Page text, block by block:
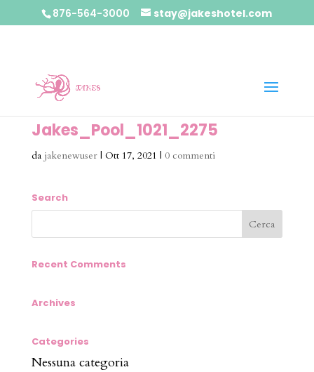
876-564-3000 stay@jakeshotel.com
Jakes_Pool_1021_2275
da jakenewuser| Ott 17, 2021 | 0 commenti
Search
Recent Comments
Archives
Categories
Nessuna categoria